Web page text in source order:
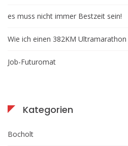
es muss nicht immer Bestzeit sein!
Wie ich einen 382KM
Job-Futuromat
Kategorien
Bocholt